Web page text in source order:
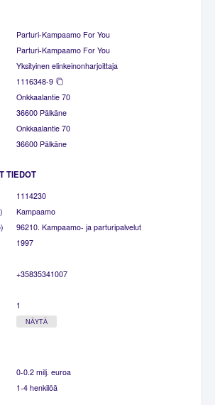
Parturi-Kampaamo For You
Parturi-Kampaamo For You
Yksityinen elinkeinonharjoittaja
1116348-9
Onkkaalantie 70
36600 Pälkäne
Onkkaalantie 70
36600 Pälkäne
TIEDOT
1114230
Kampaamo
96210. Kampaamo- ja parturipalvelut
1997
+35835341007
1
NÄYTÄ
0-0.2 milj. euroa
1-4 henkilöä